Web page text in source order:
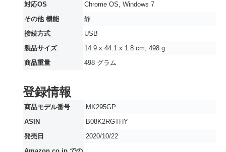
対応OS
‎Chrome OS, Windows 7
その他 機能
‎静
接続方式
‎USB
製品サイズ
‎14.9 x 44.1 x 1.8 cm; 498 g
商品重量
‎498 グラム
登録情報
商品モデル番号
MK295GP
ASIN
B08K2RGTHY
発売日
2020/10/22